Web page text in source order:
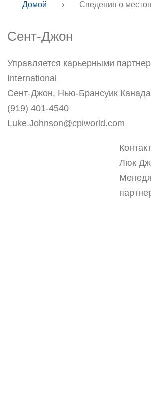
Домой › Сведения о
Сент-Джон
Управляется карьерными
International
Сент-Джон, Нью-Брансуик Канада
(919) 401-4540
Luke.Johnson@cpiworld.com
Люк